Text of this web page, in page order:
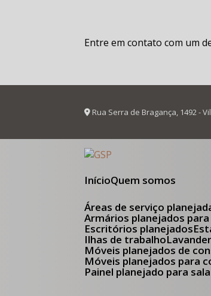
Entre em contato com um
Rua Serra de Bragança, 1492 -
Início Quem somos
Áreas de serviço
Armários planejados
Escritórios planejados
Ilhas de trabalho
Móveis planejados de
Móveis planejados para
Painel planejado para